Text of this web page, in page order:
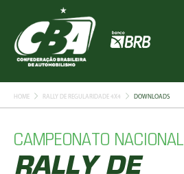
HOME RALLY DE REGULARIDADE 4X4 DOWNLOADS
CAMPEONATO NACIONAL
RALLY DE